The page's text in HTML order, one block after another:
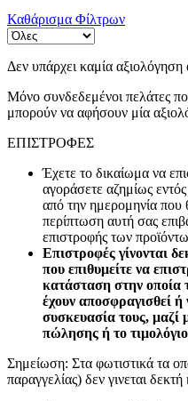
Καθάρισμα Φίλτρων
Δεν υπάρχει καμία
Μόνο συνδεδεμένοι πελάτες
μπορούν να αφήσουν μία
ΕΠΙΣΤΡΟΦΕΣ
Έχετε το δικαίωμα να
αγοράσετε αζημίως
από την ημερομηνία που
περίπτωση αυτή σας
επιστροφής των
Επιστροφές γίνονται
που επιθυμείτε να
κατάσταση στην οποία
έχουν αποσφραγισθεί ή
συσκευασία τους, μαζί
πώλησης ή το
Σημείωση: Στα φωτιστικά τα
παραγγελίας) δεν γινεται